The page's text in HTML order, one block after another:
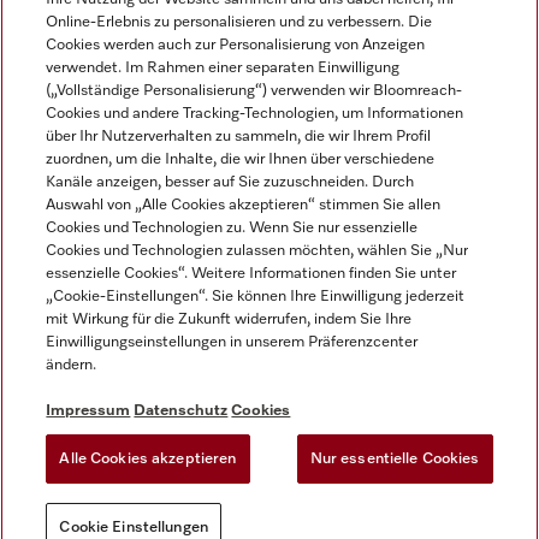
Impressum
AGB
Datenschutz
Nutzungsbedigungen
EU-Gesetzen über digitale Dienste
Miele auf Instagram
Miele auf Facebook
Miele auf Youtube
Online-Erlebnis zu personalisieren und zu verbessern. Die
Cookies werden auch zur Personalisierung von Anzeigen
verwendet. Im Rahmen einer separaten Einwilligung
(„Vollständige Personalisierung“) verwenden wir Bloomreach-
Cookies und andere Tracking-Technologien, um Informationen
über Ihr Nutzerverhalten zu sammeln, die wir Ihrem Profil
zuordnen, um die Inhalte, die wir Ihnen über verschiedene
Kanäle anzeigen, besser auf Sie zuzuschneiden. Durch
Auswahl von „Alle Cookies akzeptieren“ stimmen Sie allen
Cookies und Technologien zu. Wenn Sie nur essenzielle
Cookies und Technologien zulassen möchten, wählen Sie „Nur
essenzielle Cookies“. Weitere Informationen finden Sie unter
„Cookie-Einstellungen“. Sie können Ihre Einwilligung jederzeit
mit Wirkung für die Zukunft widerrufen, indem Sie Ihre
Einwilligungseinstellungen in unserem Präferenzcenter
ändern.
Impressum Datenschutz Cookies
Alle Cookies akzeptieren Nur essentielle Cookies
Cookie Einstellungen